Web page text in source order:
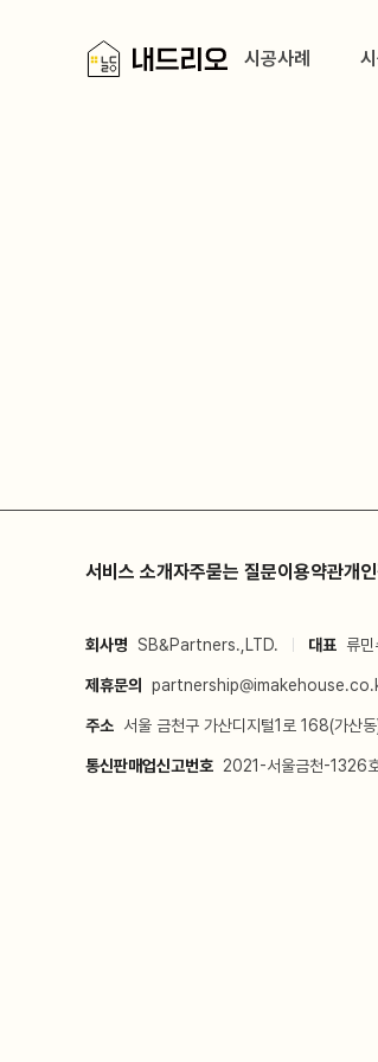
시공사례
서비스 소개자주묻는 질문이용약관개
회사명 SB&Partners.,LTD. 대표 류민
제휴문의
주소 서울 금천구 가산디지털1로 168(가산
통신판매업신고번호 2021-서울금천-1326